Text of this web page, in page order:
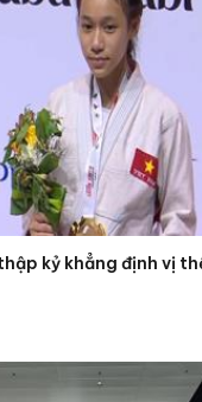
kỷ khẳng định vị